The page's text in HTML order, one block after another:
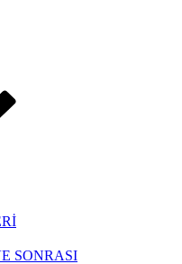
SONRASI